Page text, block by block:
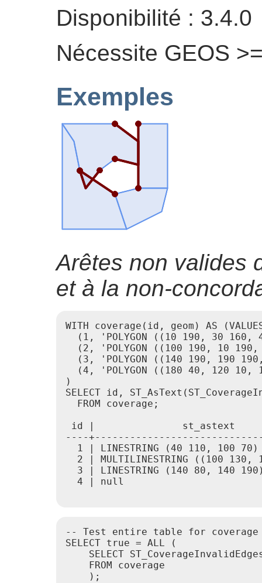
Disponibilité : 3.4.0
Nécessite GEOS
Exemples
Arêtes non valides
et à la non-
WITH coverage(id, geom) AS
(1, 'POLYGON ((10 190, 30 160,
(2, 'POLYGON ((100 190, 10
(3, 'POLYGON ((140 190, 190
(4, 'POLYGON ((180 40, 120 10,
)
SELECT id,
  FROM coverage;
id |               st_astext
----
  1 | LINESTRING (40 110, 100 70)
2 | MULTILINESTRING ((100 130,
3 | LINESTRING (140 80, 140
  4 | null
-- Test entire table for
SELECT true = ALL (
SELECT
    FROM coverage
    );